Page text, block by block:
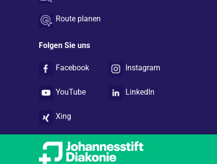
Route planen
Folgen Sie uns
Facebook Instagram
YouTube LinkedIn
Xing